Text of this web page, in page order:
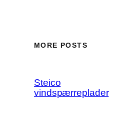
MORE POSTS
Steico
vindspærreplader